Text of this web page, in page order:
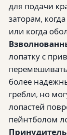
для подачи
заторам,
или когда
лопатку с
более
гребли, но
лопастей
пейнтболом